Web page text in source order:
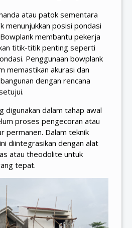
atau patok sementara
menunjukkan posisi pondasi
membantu pekerja
titik-titik penting seperti
Penggunaan bowplank
memastikan akurasi dan
dengan rencana
digunakan dalam tahap awal
proses pengecoran atau
permanen. Dalam teknik
diintegrasikan dengan alat
atau theodolite untuk
tepat.